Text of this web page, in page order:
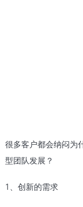
很多客户都会纳闷为
型团队发展？
1、创新的需求